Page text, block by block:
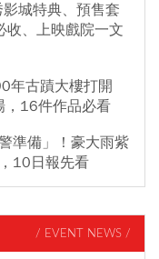
城特典、預售套
、上映戲院一文
年古蹟大樓打開
16件作品必看
準備」！豪大雨紫
10日報先看
/ EVENT NEWS /